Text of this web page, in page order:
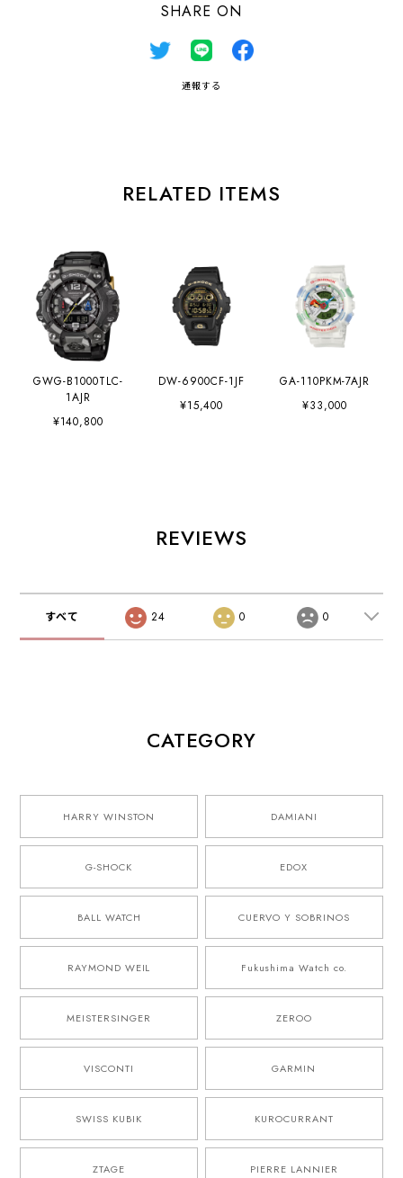
SHARE ON
通報する
RELATED ITEMS
GWG-B1000TLC-
1AJR
¥140,800
DW-6900CF-1JF
¥15,400
GA-110PKM-7AJR
¥33,000
REVIEWS
すべて 24 0 0
CATEGORY
HARRY WINSTON DAMIANI
G-SHOCK EDOX
BALL WATCH CUERVO Y SOBRINOS
RAYMOND WEIL Fukushima Watch co.
MEISTERSINGER ZEROO
VISCONTI GARMIN
SWISS KUBIK KUROCURRANT
ZTAGE PIERRE LANNIER